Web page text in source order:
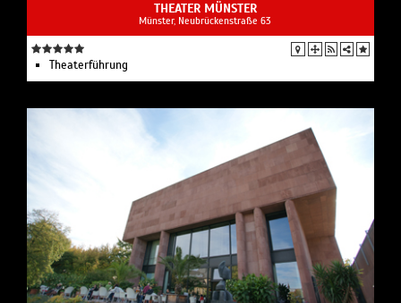
THEATER MÜNSTER
Münster, Neubrückenstraße 63
Theaterführung